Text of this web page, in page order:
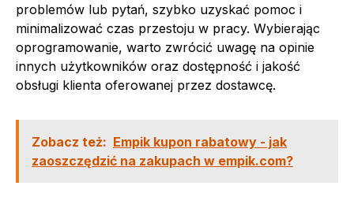
problemów lub pytań, szybko uzyskać pomoc i
minimalizować czas przestoju w pracy. Wybierając
oprogramowanie, warto zwrócić uwagę na opinie
innych użytkowników oraz dostępność i jakość
obsługi klienta oferowanej przez dostawcę.
Zobacz też: Empik kupon rabatowy - jak
zaoszczędzić na zakupach w empik.com?